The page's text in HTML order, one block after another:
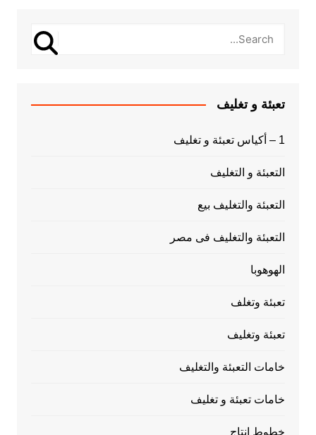
تعبئة و تغليف
1 – أكياس تعبئة و تغليف
التعبئة و التغليف
التعبئة والتغليف بيع
التعبئة والتغليف فى مصر
الهوهوبا
تعبئة وتغلف
تعبئة وتغليف
خامات التعبئة والتغليف
خامات تعبئة و تغليف
خطوط إنتاج